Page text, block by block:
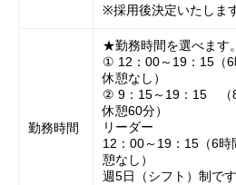
※採用後決定いたしま
勤務時間
★勤務時間を選べます。
① 12：00～19：15（6
休憩なし）
② 9：15～19：15 （8
休憩60分）
リーダー
12：00～19：15（6
憩なし）
週5日（シフト）制です